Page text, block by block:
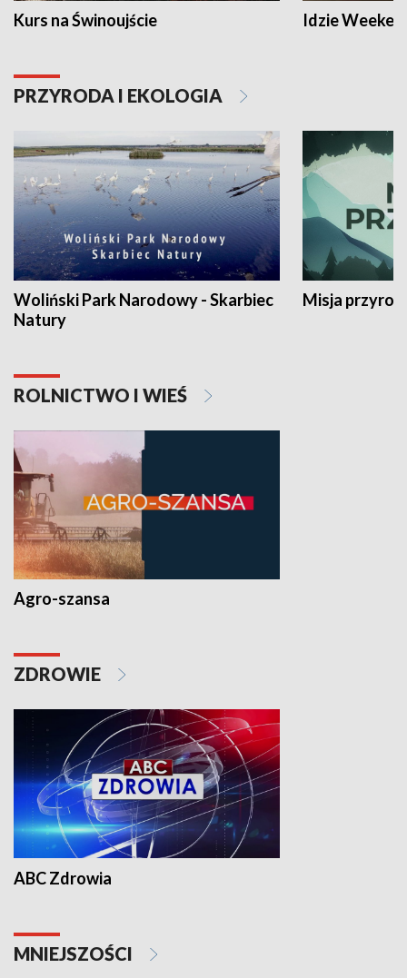
Kurs na Świnoujście Idzie
PRZYRODA I EKOLOGIA
Woliński Park Narodowy - Skarbiec
Natury
Misja
ROLNICTWO I WIEŚ
Agro-szansa
ZDROWIE
ABC Zdrowia
MNIEJSZOŚCI